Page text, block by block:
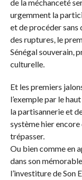
de la méchanceté
urgemment la
et de procéder sans
des ruptures, le
Sénégal souverain,
culturelle.
Et les premiers
l’exemple par le
la partisannerie et
système hier
trépasser.
Ou bien comme en
dans son
l’investiture de Son